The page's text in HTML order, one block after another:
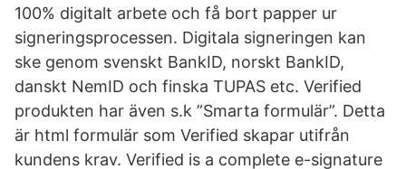
100% digitalt arbete och få bort papper ur
signeringsprocessen. Digitala signeringen kan
ske genom svenskt BankID, norskt BankID,
danskt NemID och finska TUPAS etc. Verified
produkten har även s.k ”Smarta formulär”. Detta
är html formulär som Verified skapar utifrån
kundens krav. Verified is a complete e-signature